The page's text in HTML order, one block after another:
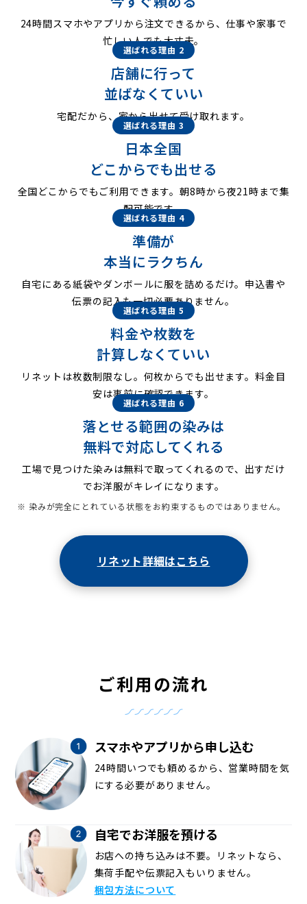
24時間スマホやアプリから注文できるから、仕事や家事で
忙しい人でも大丈夫。
選ばれる理由 2
店舗に行って
並ばなくていい
宅配だから、家から出せて受け取れます。
選ばれる理由 3
日本全国
どこからでも出せる
全国どこからでもご利用できます。朝8時から夜21時まで集
配可能です。
選ばれる理由 4
準備が
本当にラクちん
自宅にある紙袋やダンボールに服を詰めるだけ。申込書や
伝票の記入も一切必要ありません。
選ばれる理由 5
料金や枚数を
計算しなくていい
リネットは枚数制限なし。何枚からでも出せます。料金目
安は事前に確認できます。
選ばれる理由 6
落とせる範囲の染みは
無料で対応してくれる
工場で見つけた染みは無料で取ってくれるので、出すだけ
でお洋服がキレイになります。
※ 染みが完全にとれている状態をお約束するものではありません。
リネット詳細はこちら
ご利用の流れ
スマホやアプリから申し込む
24時間いつでも頼めるから、営業時間を気
にする必要がありません。
自宅でお洋服を預ける
お店への持ち込みは不要。リネットなら、
集荷手配や伝票記入もいりません。
梱包方法について